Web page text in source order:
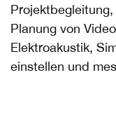
Planung von
Elektroakustik,
einstellen und